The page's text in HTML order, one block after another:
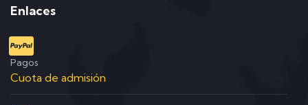
Enlaces
Pagos
Cuota de admisión